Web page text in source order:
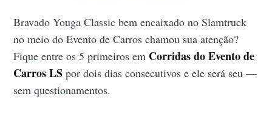
Bravado Youga Classic bem encaixado no Slamtruck
no meio do Evento de Carros chamou sua atenção?
Fique entre os 5 primeiros em Corridas do Evento de
Carros LS por dois dias consecutivos e ele será seu —
sem questionamentos.